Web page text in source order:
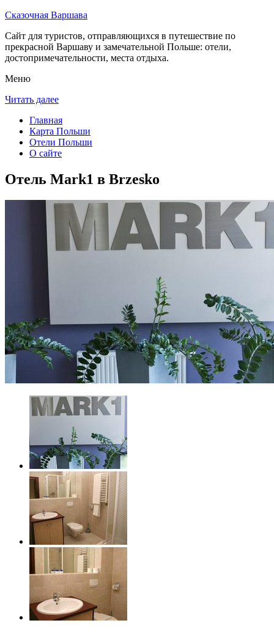
Сказочная Варшава
Сайт для туристов, отправляющихся в путешествие по
прекрасной Варшаву и замечательной Польше: отели,
достопримечательности, места отдыха.
Меню
Читать далее
Главная
Карта Польши
Отели Польши
О сайте
Отель Mark1 в Brzesko